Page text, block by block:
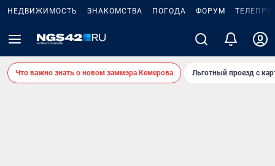
НЕДВИЖИМОСТЬ ЗНАКОМСТВА ПОГОДА ФОРУМ
Что важно знать о новом заммэра Кемерова Льготный проезд с